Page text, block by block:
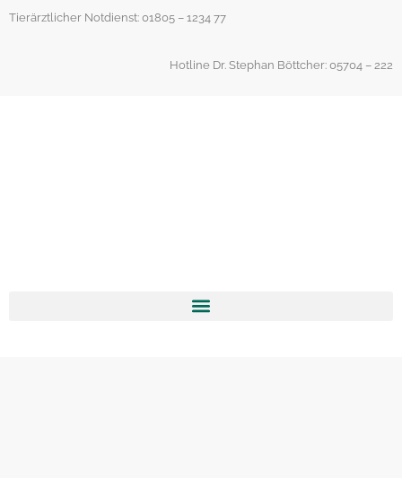
springen
Tierärztlicher Notdienst: 01805 – 1234 77
Hotline Dr. Stephan Böttcher: 05704 – 222